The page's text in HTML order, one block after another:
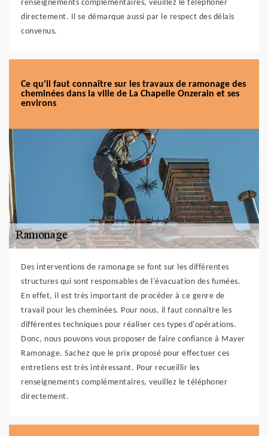
renseignements complémentaires, veuillez le téléphoner
directement. Il se démarque aussi par le respect des délais
convenus.
Ce qu'il faut connaître sur les travaux de ramonage des
cheminées dans la ville de La Chapelle Onzerain et ses
environs
Des interventions de ramonage se font sur les différentes
structures qui sont responsables de l'évacuation des fumées.
En effet, il est très important de procéder à ce genre de
travail pour les cheminées. Pour nous, il faut connaître les
différentes techniques pour réaliser ces types d'opérations.
Donc, nous pouvons vous proposer de faire confiance à Mayer
Ramonage. Sachez que le prix proposé pour effectuer ces
entretiens est très intéressant. Pour recueillir les
renseignements complémentaires, veuillez le téléphoner
directement.